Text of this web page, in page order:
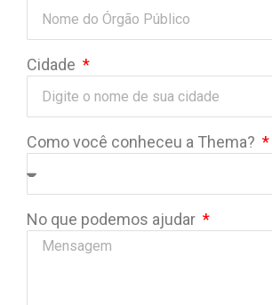
Cidade
Como você conheceu a Thema?
No que podemos ajudar